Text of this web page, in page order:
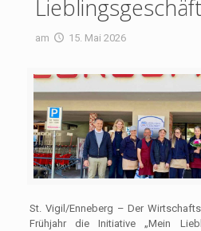
am 15. Mai 2026
St. Vigil/Enneberg – Der
Frühjahr die Initiative „Mein